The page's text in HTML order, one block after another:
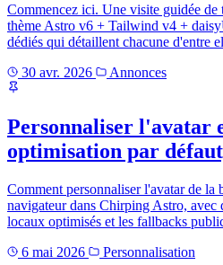
Commencez ici. Une visite guidée de
thème Astro v6 + Tailwind v4 +
dédiés qui détaillent chacune d'entre
30 avr. 2026
Annonces
Personnaliser l'avatar
optimisation par
Comment personnaliser l'avatar de la
navigateur dans Chirping Astro, avec
locaux optimisés et les fallbacks
6 mai 2026
Personnalisation